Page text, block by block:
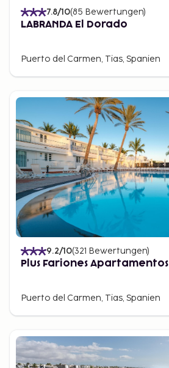
7.8/10(85 Bewertungen)
LABRANDA El Dorado
Puerto del Carmen, Tias, Spanien
9.2/10(321 Bewertungen)
Plus Fariones Apartamentos
Puerto del Carmen, Tias, Spanien